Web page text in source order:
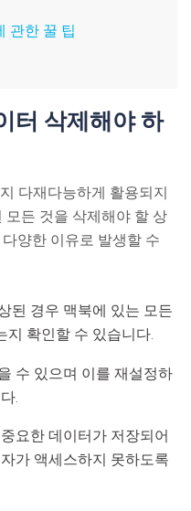
관한 꿀 팁
터 삭제해야 하
다재다능하게 활용되지
모든 것을 삭제해야 할 상
양한 이유로 발생할 수
된 경우 맥북에 있는 모든
지 확인할 수 있습니다.
수 있으며 이를 재설정하
.
요한 데이터가 저장되어
가 액세스하지 못하도록